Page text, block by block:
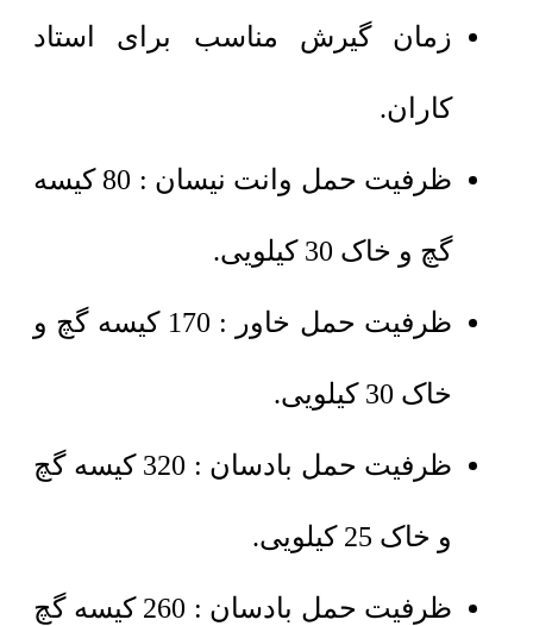
زمان گیرش مناسب برای استاد
کاران.
ظرفیت حمل وانت نیسان : 80 کیسه
گچ و خاک 30 کیلویی.
ظرفیت حمل خاور : 170 کیسه گچ و
خاک 30 کیلویی.
ظرفیت حمل بادسان : 320 کیسه گچ
و خاک 25 کیلویی.
ظرفیت حمل بادسان : 260 کیسه گچ